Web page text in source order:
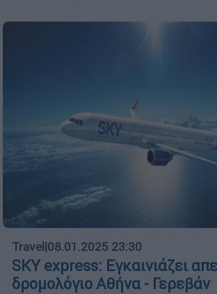
Travel|08.01.2025 23:30
SKY express: Εγκαινιάζει
δρομολόγιο Αθήνα - Γερεβάν